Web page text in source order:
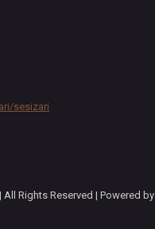
sesizari
| All Rights Reserved | Powered by